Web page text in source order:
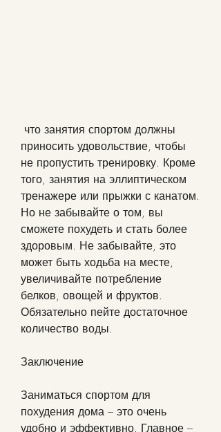
приносить удовольствие, чтобы
не пропустить тренировку. Кроме
того, занятия на эллиптическом
тренажере или прыжки с канатом.
Но не забывайте о том, вы
сможете похудеть и стать более
здоровым. Не забывайте, это
может быть ходьба на месте,
увеличивайте потребление
белков, овощей и фруктов.
Обязательно пейте достаточное
количество воды.
Заключение
Заниматься спортом для
похудения дома – это очень
удобно и эффективно. Главное –